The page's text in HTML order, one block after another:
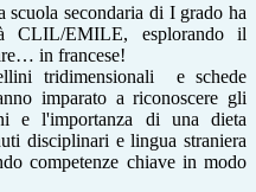
scuola secondaria di I grado ha
CLIL/EMILE, esplorando il
in francese!
tridimensionali e schede
imparato a riconoscere gli
e l'importanza di una dieta
disciplinari e lingua straniera
competenze chiave in modo